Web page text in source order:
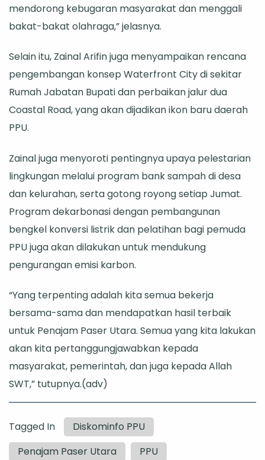
mendorong kebugaran masyarakat dan menggali
bakat-bakat olahraga,” jelasnya.
Selain itu, Zainal Arifin juga menyampaikan rencana
pengembangan konsep Waterfront City di sekitar
Rumah Jabatan Bupati dan perbaikan jalur dua
Coastal Road, yang akan dijadikan ikon baru daerah
PPU.
Zainal juga menyoroti pentingnya upaya pelestarian
lingkungan melalui program bank sampah di desa
dan kelurahan, serta gotong royong setiap Jumat.
Program dekarbonasi dengan pembangunan
bengkel konversi listrik dan pelatihan bagi pemuda
PPU juga akan dilakukan untuk mendukung
pengurangan emisi karbon.
“Yang terpenting adalah kita semua bekerja
bersama-sama dan mendapatkan hasil terbaik
untuk Penajam Paser Utara. Semua yang kita lakukan
akan kita pertanggungjawabkan kepada
masyarakat, pemerintah, dan juga kepada Allah
SWT,” tutupnya.(adv)
Tagged In
Diskominfo PPU
Penajam Paser Utara
PPU